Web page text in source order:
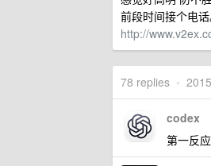
前段时间接个电
http://
78 replies •
codex
第一反